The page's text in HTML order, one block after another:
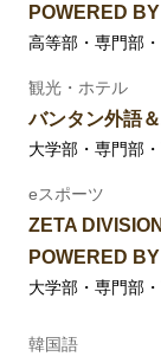
POWERED
高等部・専門部
観光・ホテル
バンタン外語
大学部・専門部
eスポーツ
ZETA
POWERED
大学部・専門部
韓国語